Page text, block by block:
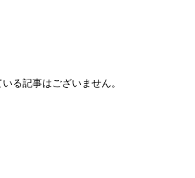
る記事はございません。